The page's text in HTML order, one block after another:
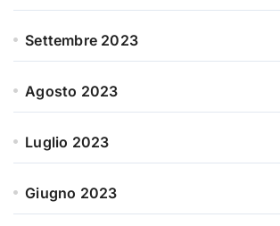
Settembre 2023
Agosto 2023
Luglio 2023
Giugno 2023